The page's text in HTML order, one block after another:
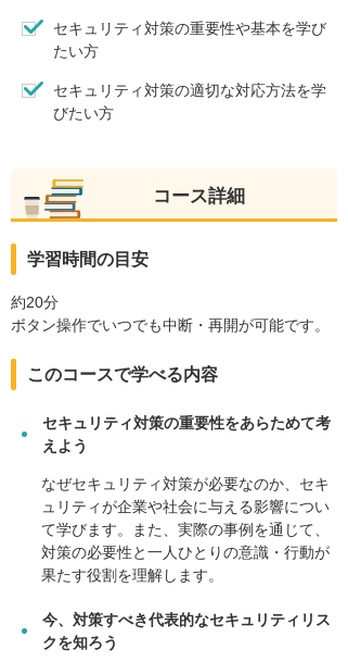
セキュリティ対策の重要性や基本を学び
たい方
セキュリティ対策の適切な対応方法を学
びたい方
コース詳細
学習時間の目安
約20分
ボタン操作でいつでも中断・再開が可能です。
このコースで学べる内容
セキュリティ対策の重要性をあらためて考
えよう
なぜセキュリティ対策が必要なのか、セキ
ュリティが企業や社会に与える影響につい
て学びます。また、実際の事例を通じて、
対策の必要性と一人ひとりの意識・行動が
果たす役割を理解します。
今、対策すべき代表的なセキュリティリス
クを知ろう